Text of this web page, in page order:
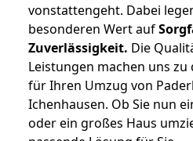
vonstattengeht. Dabei
besonderen Wert auf
Zuverlässigkeit. Die
Leistungen machen uns
für Ihren Umzug von
Ichenhausen. Ob Sie nun
oder ein großes Haus